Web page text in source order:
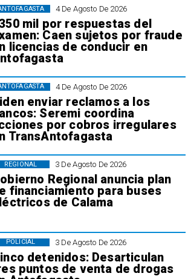
4 De Agosto De 2026
mil por respuestas del
Caen sujetos por fraude
licencias de conducir en
4 De Agosto De 2026
enviar reclamos a los
Seremi coordina
por cobros irregulares
TransAntofagasta
3 De Agosto De 2026
Regional anuncia plan
financiamiento para buses
de Calama
REGIONAL
3 De Agosto De 2026
detenidos: Desarticulan
puntos de venta de drogas
POLICIAL